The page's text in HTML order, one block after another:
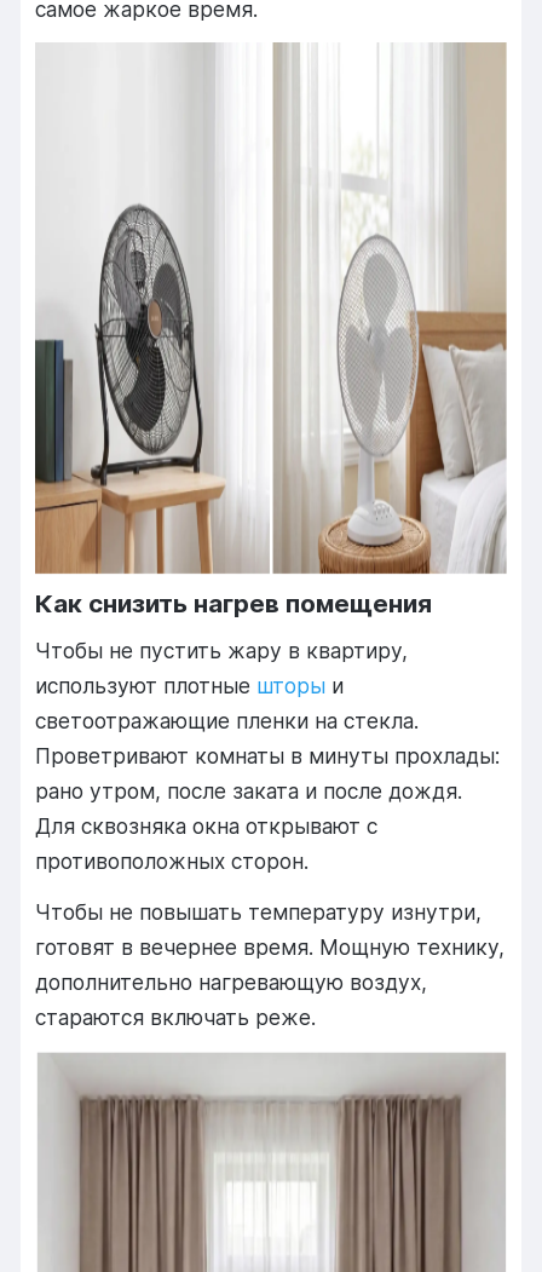
самое жаркое время.
Как снизить нагрев помещения
Чтобы не пустить жару в квартиру,
используют плотные шторы и
светоотражающие пленки на стекла.
Проветривают комнаты в минуты прохлады:
рано утром, после заката и после дождя.
Для сквозняка окна открывают с
противоположных сторон.
Чтобы не повышать температуру изнутри,
готовят в вечернее время. Мощную технику,
дополнительно нагревающую воздух,
стараются включать реже.